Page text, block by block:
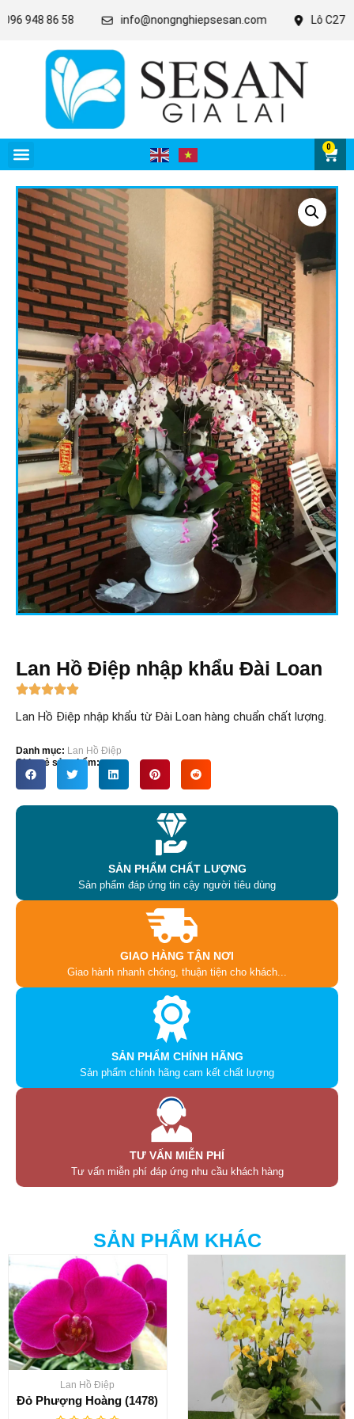
86 58 info@nongnghiepsesan.com Lô C27 - 28 -
0
Lan Hồ Điệp nhập khẩu Đài Loan
Lan Hồ Điệp nhập khẩu từ Đài Loan hàng chuẩn chất lượng.
Danh mục: Lan Hồ Điệp
Chia sẻ sản phẩm:
SẢN PHẨM CHẤT LƯỢNG
Sản phẩm đáp ứng tin cậy người tiêu dùng
GIAO HÀNG TẬN NƠI
Giao hành nhanh chóng, thuận tiện cho khách...
SẢN PHẨM CHÍNH HÃNG
Sản phẩm chính hãng cam kết chất lượng
TƯ VẤN MIỄN PHÍ
Tư vấn miễn phí đáp ứng nhu cầu khách hàng
SẢN PHẨM KHÁC
Lan Hồ Điệp
Đỏ Phượng Hoàng (1478)